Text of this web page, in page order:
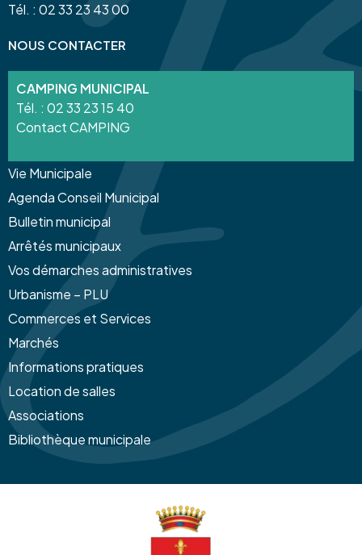
Tél. : 02 33 23 43 00
NOUS CONTACTER
CAMPING MUNICIPAL
Tél. : 02 33 23 15 40
Contact CAMPING
Vie Municipale
Agenda Conseil Municipal
Bulletin municipal
Arrêtés municipaux
Vos démarches administratives
Urbanisme – PLU
Commerces et Services
Marchés
Informations pratiques
Location de salles
Associations
Bibliothèque municipale